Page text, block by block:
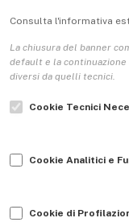
Le Copertine
L’Associazione
Indirizzo Socio
Guida per le autrici e
Consulta l'informativa
La chiusura del banner
default e la continuazione
diversi da quelli tecnici.
Cookie Tecnici
Cookie Analitici e
Cookie di